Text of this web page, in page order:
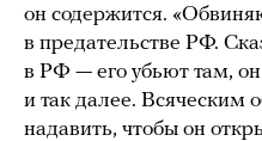
он содержится.
в предательстве РФ.
в РФ — его убьют там,
и так далее. Всяческим
надавить, чтобы он